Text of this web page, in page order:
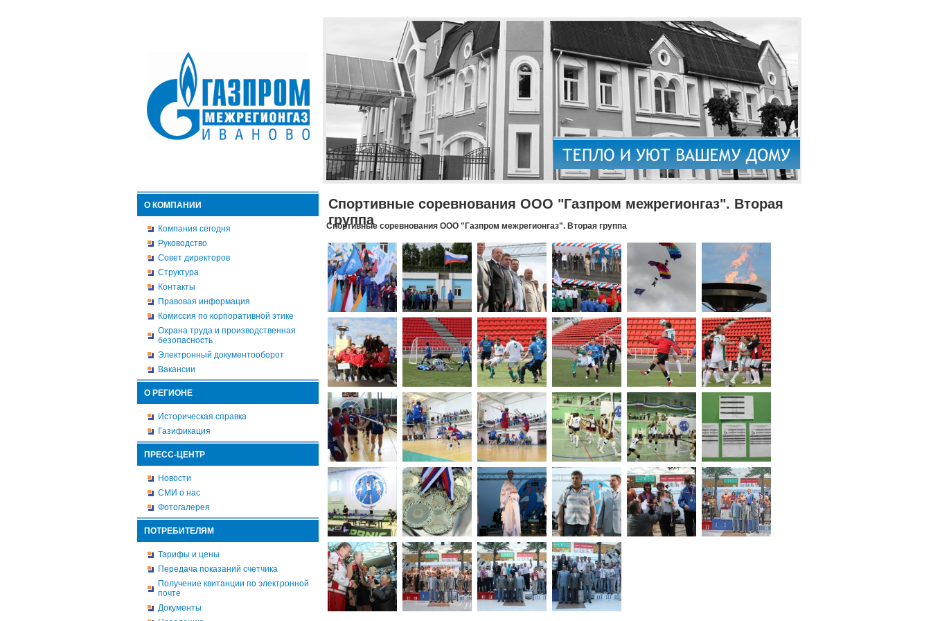
О КОМПАНИИ
Компания сегодня
Руководство
Совет директоров
Структура
Контакты
Правовая информация
Комиссия по корпоративной этике
Охрана труда и производственная
безопасность
Электронный документооборот
Вакансии
О РЕГИОНЕ
Историческая справка
Газификация
ПРЕСС-ЦЕНТР
Новости
СМИ о нас
Фотогалерея
ПОТРЕБИТЕЛЯМ
Тарифы и цены
Передача показаний счетчика
Получение квитанции по электронной
почте
Документы
Спортивные соревнования ООО "Газпром межрегионгаз". Вторая
группа
Спортивные соревнования ООО "Газпром межрегионгаз". Вторая группа